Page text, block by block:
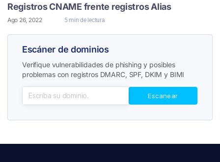
Registros CNAME frente registros Alias
Ago 26, 2022 5 min de lectura
Escáner de dominios
Verifique vulnerabilidades de phishing y posibles
problemas con registros DMARC, SPF, DKIM y BIMI